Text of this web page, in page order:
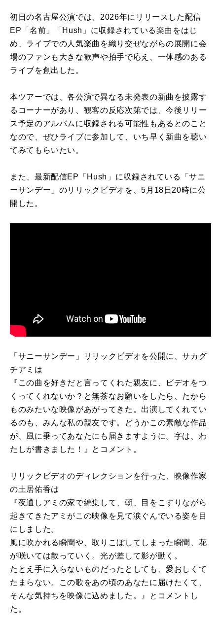
初日の名古屋公演では、2026年にリリースした配信
EP「名前」「Hush」に収録されている楽曲をはじ
め、ライブでの人気楽曲を織り交ぜながらの展開に会
場のファンも大きな歓声や拍手で応え、一体感のある
ライブを創出した。
本ツアーでは、各公演で異なる未発表の新曲を披露す
るコーナーがあり、観客の反応次第では、今後リリー
ス予定のアルバムに収録される可能性もあるとのこと
なので、ぜひライブに参加して、いち早く新曲を聴い
てみてもらいたい。
また、最新配信EP「Hush」に収録されている「サニ
ーサンデー」のリリックビデオを、5月18日20時に公
開した。
「サニーサンデー」リリックビデオを公開に、サカグ
チアミは
『この曲を好きだと言ってくれた親友に、ビデオをつ
くってくれないか？と無茶なお願いをしたら、たから
ものみたいな映像があがってきた。出演してくれてい
るのも、みんな私の親友です。どうかこの素敵な作品
が、風に乗ってあなたにも届きますように。字は、わ
たしが書きました！』とコメント。
リリックビデオのディレクションを行った、映像作家
の土居佑香は
『夜通しアミの家で編集して、朝、目をこすりながら
起きてきたアミがこの映像を見て涙ぐんでいる姿を目
にしました。
風に吹かれる瞬間や、取りこぼしてしまった瞬間、花
が咲いては散っていく。光が差して影が動く。
たとえ手に入らないものだったとしても、愛おしくて
たまらない。この歌をあの頃のあなたに届けたくて、
そんな気持ちを映像に込めました。』とコメントし
た。